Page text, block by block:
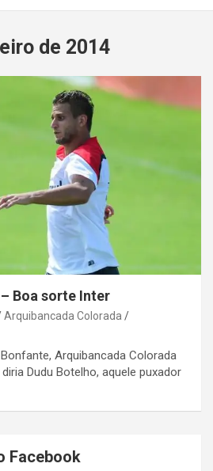
de 2014
Boa sorte Inter
Arquibancada Colorada
Arquibancada Colorada
Dudu Botelho, aquele puxador
Facebook